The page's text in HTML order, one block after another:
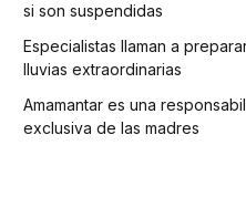
si son suspendidas
Especialistas llaman a
lluvias extraordinarias
Amamantar es una
exclusiva de las madres